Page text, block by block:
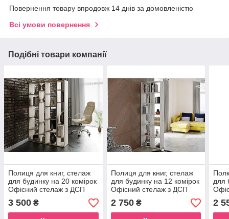
Повернення товару впродовж 14 днів за домовленістю
Всі умови повернення
Подібні товари компанії
Полиця для книг, стелаж
для будинку на 20 комірок
Офісний стелаж з ДСП
3 500 ₴
Полиця для книг, стелаж
для будинку на 12 комірок
Офісний стелаж з ДСП
2 750₴
для
2